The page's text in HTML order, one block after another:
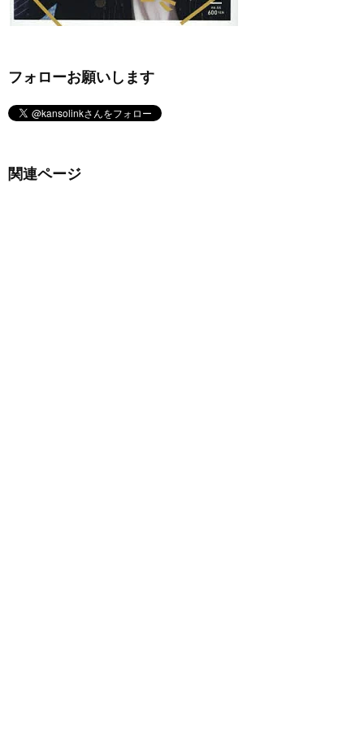
フォローお願いします
関連ページ